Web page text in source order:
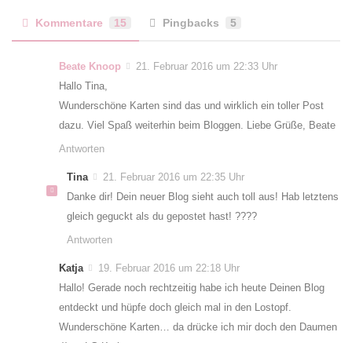
Kommentare 15 Pingbacks 5
Beate Knoop
21. Februar 2016 um 22:33 Uhr
Hallo Tina,
Wunderschöne Karten sind das und wirklich ein toller Post
dazu. Viel Spaß weiterhin beim Bloggen. Liebe Grüße, Beate
Antworten
Tina
21. Februar 2016 um 22:35 Uhr
Danke dir! Dein neuer Blog sieht auch toll aus! Hab letztens
gleich geguckt als du gepostet hast! ????
Antworten
Katja
19. Februar 2016 um 22:18 Uhr
Hallo! Gerade noch rechtzeitig habe ich heute Deinen Blog
entdeckt und hüpfe doch gleich mal in den Lostopf.
Wunderschöne Karten… da drücke ich mir doch den Daumen